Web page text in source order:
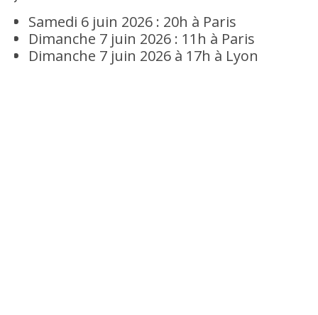
Samedi 6 juin 2026 : 20h à Paris
Dimanche 7 juin 2026 : 11h à Paris
Dimanche 7 juin 2026 à 17h à Lyon